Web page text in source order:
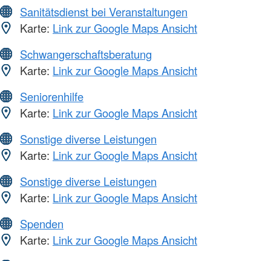
Sanitätsdienst bei Veranstaltungen
Karte: Link zur Google Maps Ansicht
Schwangerschaftsberatung
Karte: Link zur Google Maps Ansicht
Seniorenhilfe
Karte: Link zur Google Maps Ansicht
Sonstige diverse Leistungen
Karte: Link zur Google Maps Ansicht
Sonstige diverse Leistungen
Karte: Link zur Google Maps Ansicht
Spenden
Karte: Link zur Google Maps Ansicht